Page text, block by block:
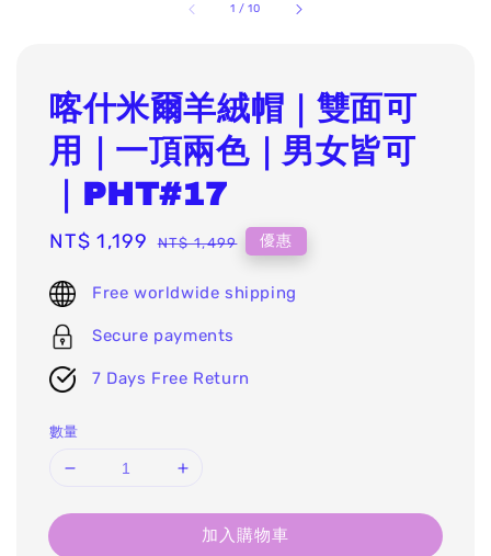
1 /10
喀什米爾羊絨帽｜雙面可
用｜一頂兩色｜男女皆可
｜PHT#17
Sale
NT$ 1,199 Regular
NT$ 1,499 優惠
Free worldwide shipping
Secure payments
7 Days Free Return
數量
加入購物車